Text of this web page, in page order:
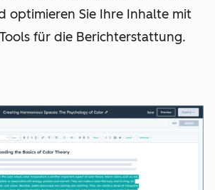
optimieren Sie Ihre Inhalte mit
für die Berichterstattung.